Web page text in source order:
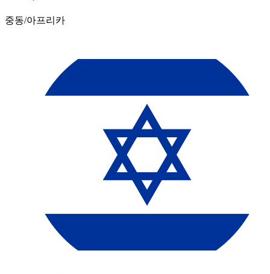
중동/아프리카​​